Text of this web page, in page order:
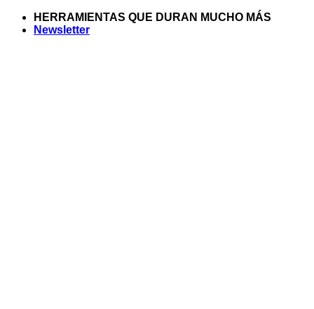
Saltar
HERRAMIENTAS QUE DURAN MUCHO MÁS
Newsletter